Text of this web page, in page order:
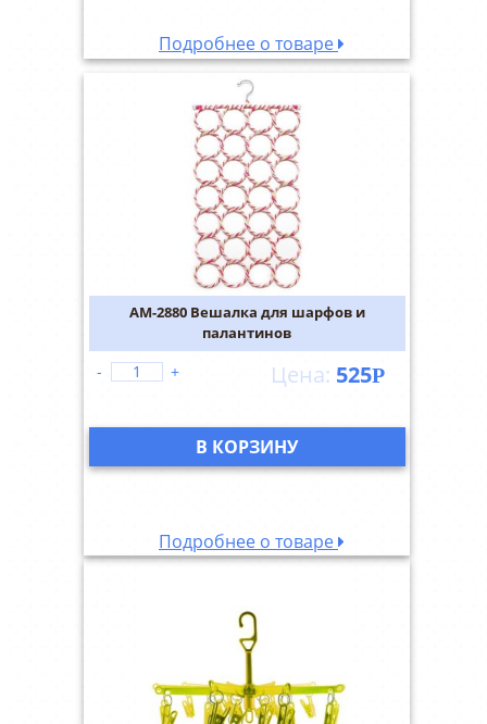
Подробнее о товаре
AM-2880 Вешалка для шарфов и
палантинов
525Р
- +
В КОРЗИНУ
Подробнее о товаре